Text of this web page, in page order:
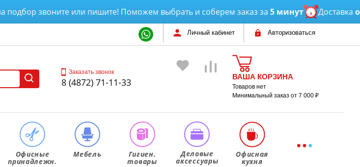
звоните или пишите! Поможем выбрать и соберем заказ за5 минут Доставкаот 3
Личный кабинет Авторизоваться
Заказать звонок
8 (4872) 71-11-33 ВАША КОРЗИНА
Товаров нет
Минимальный заказ от 7 000 ₽
Офисные
принадлежн.
Мебель Гигиен.
товары
Деловые
аксессуары
Офисная
кухня